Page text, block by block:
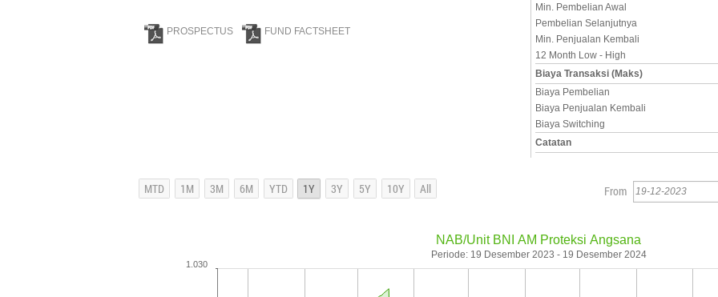
PROSPECTUS FUND FACTSHEET
Min. Pembelian Awal
Pembelian Selanjutnya
Min. Penjualan Kembali
12 Month Low - High
Biaya Transaksi (Maks)
Biaya Pembelian
Biaya Penjualan Kembali
Biaya Switching
Catatan
From
NAB/Unit BNI AM Proteksi Angsana
Periode: 19 Desember 2023 - 19 Desember 2024
1.030